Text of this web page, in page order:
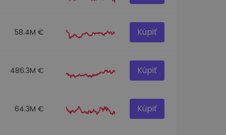
58.4M € Kúpiť
486.3M € Kúpiť
64.3M € Kúpiť